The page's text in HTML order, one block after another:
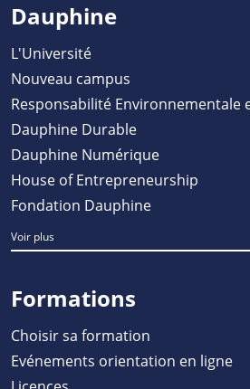
Dauphine
L'Université
Nouveau campus
Responsabilité Environnementale
Dauphine Durable
Dauphine Numérique
House of Entrepreneurship
Fondation Dauphine
Voir plus
Formations
Choisir sa formation
Evénements orientation en ligne